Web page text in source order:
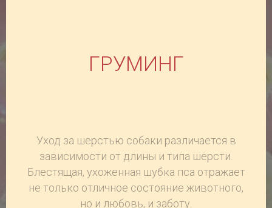
ГРУМИНГ
Уход за шерстью собаки различается в
зависимости от длины и типа шерсти.
Блестящая, ухоженная шубка пса отражает
не только отличное состояние животного,
но и любовь, и заботу.